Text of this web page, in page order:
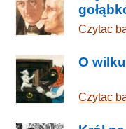
Czytac
O
Czytac